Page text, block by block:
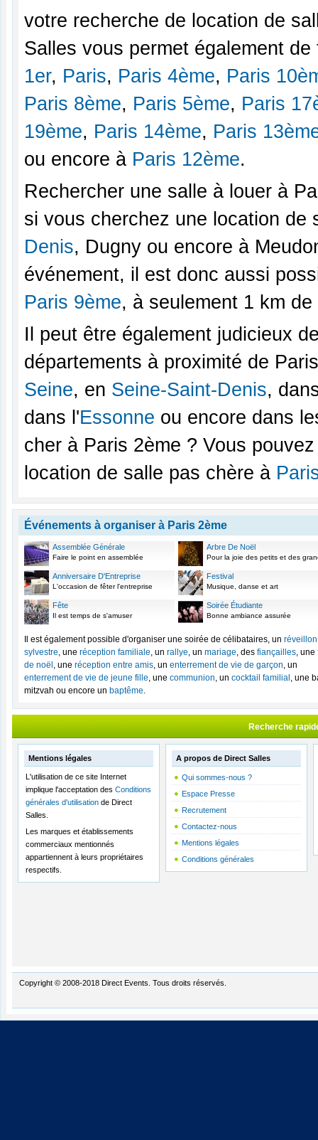
votre recherche de location de
Salles vous permet également
1er, Paris, Paris 4ème, Paris
Paris 8ème, Paris 5ème, Paris
19ème, Paris 14ème, Paris
ou encore à Paris 12ème.
Rechercher une salle à louer à
si vous cherchez une location
Denis, Dugny ou encore à
événement, il est donc aussi
Paris 9ème, à seulement 1 km
Il peut être également judicieux
départements à proximité de
Seine, en Seine-Saint-Denis,
dans l'Essonne ou encore dans
cher à Paris 2ème ? Vous
location de salle pas chère à
Événements à organiser à Paris 2ème
Assemblée Générale
Faire le point en assemblée
Arbre De Noël
Pour la joie des petits et des
Anniversaire D'Entreprise
L'occasion de fêter l'entreprise
Festival
Musique, danse et art
Fête
Il est temps de s'amuser
Soirée Étudiante
Bonne ambiance assurée
Il est également possible d'organiser une soirée de célibataires, un
sylvestre, une réception familiale, un rallye, un mariage, des fiançailles, une
de noël , une réception entre amis, un enterrement de vie de garçon, un
enterrement de vie de jeune fille, une communion, un cocktail familial , une
mitzvah ou encore un baptême.
Recherche
Mentions légales
L'utilisation de ce site Internet
implique l'acceptation des Conditions
générales d'utilisation de Direct
Salles.
Les marques et établissements
commerciaux mentionnés
appartiennent à leurs propriétaires
respectifs.
A propos de Direct Salles
Qui sommes-nous ?
Espace Presse
Recrutement
Contactez-nous
Mentions légales
Conditions générales
Copyright © 2008-2018 Direct Events. Tous droits réservés.